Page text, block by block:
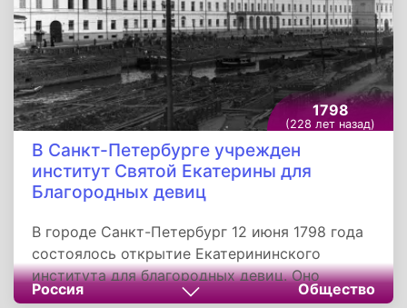
переводе - старый город, но со временем они
вновь слились в один город.
1798
(228 лет назад)
В Санкт-Петербурге учрежден
институт Святой Екатерины для
Благородных девиц
В городе Санкт-Петербург 12 июня 1798 года
состоялось открытие Екатерининского
института для благородных девиц. Оно
предназначалось для дочерей потомственных
Россия Общество